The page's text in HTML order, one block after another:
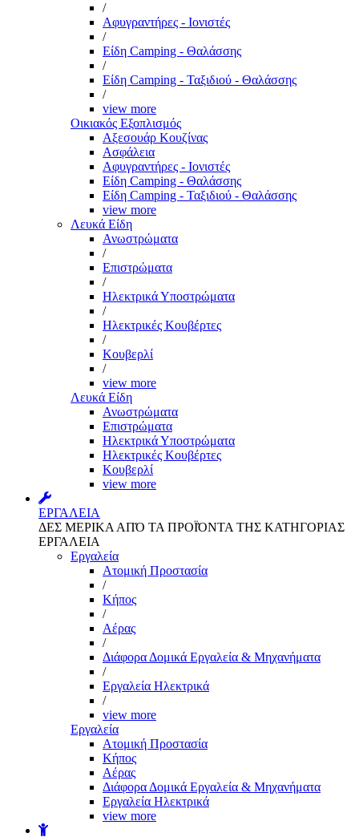
/
Αφυγραντήρες - Ιονιστές
/
Είδη Camping - Θαλάσσης
/
Είδη Camping - Ταξιδιού - Θαλάσσης
/
view more
Οικιακός Εξοπλισμός
Αξεσουάρ Κουζίνας
Ασφάλεια
Αφυγραντήρες - Ιονιστές
Είδη Camping - Θαλάσσης
Είδη Camping - Ταξιδιού - Θαλάσσης
view more
Λευκά Είδη
Ανωστρώματα
/
Επιστρώματα
/
Ηλεκτρικά Υποστρώματα
/
Ηλεκτρικές Κουβέρτες
/
Κουβερλί
/
view more
Λευκά Είδη
Ανωστρώματα
Επιστρώματα
Ηλεκτρικά Υποστρώματα
Ηλεκτρικές Κουβέρτες
Κουβερλί
view more
ΕΡΓΑΛΕΙΑ
ΔΕΣ ΜΕΡΙΚΑ ΑΠΌ ΤΑ ΠΡΟΪΌΝΤΑ ΤΗΣ ΚΑΤΗΓΟΡΙΑΣ
ΕΡΓΑΛΕΙΑ
Εργαλεία
Aτομική Προστασία
/
Kήπος
/
Αέρας
/
Διάφορα Δομικά Εργαλεία & Μηχανήματα
/
Εργαλεία Ηλεκτρικά
/
view more
Εργαλεία
Aτομική Προστασία
Kήπος
Αέρας
Διάφορα Δομικά Εργαλεία & Μηχανήματα
Εργαλεία Ηλεκτρικά
view more